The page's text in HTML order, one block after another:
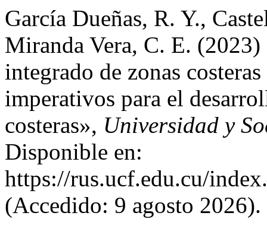
García Dueñas, R. Y.,
Miranda Vera, C. E.
integrado de zonas
imperativos para el
costeras», Universidad y
Disponible en:
https://rus.ucf.edu.cu/
(Accedido: 9 agosto 2026).